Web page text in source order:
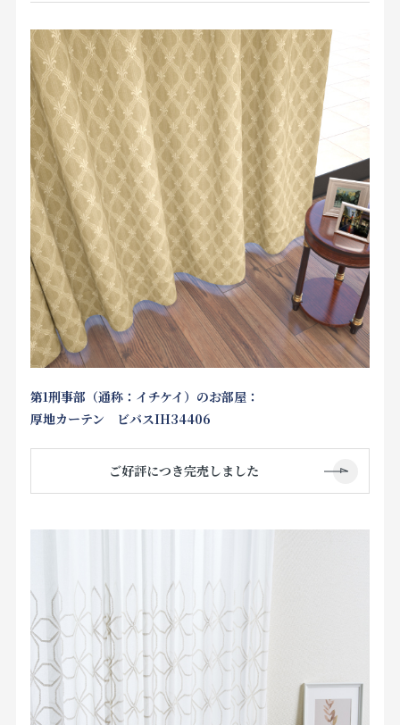
第1刑事部（通称：イチケイ）のお部屋：
厚地カーテン ビバスIH34406
ご好評につき完売しました